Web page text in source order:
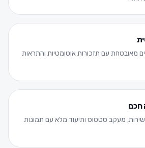
מאובטחת עם תזכורות אוטומטיות והתראות
חכם
מעקב סטטוס ותיעוד מלא עם תמונות